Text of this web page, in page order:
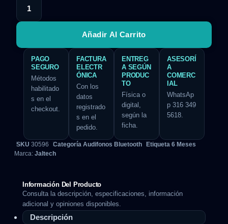
Añadir Al Carrito
PAGO
SEGURO
Métodos
habilitado
s en el
checkout.
FACTURA
ELECTR
ÓNICA
Con los
datos
registrado
s en el
pedido.
ENTREG
A SEGÚN
PRODUC
TO
Física o
digital,
según la
ficha.
ASESORÍ
A
COMERC
IAL
WhatsAp
p 316 349
5618.
SKU 30596 Categoría Audifonos Bluetooth Etiqueta 6 Meses
Marca: Jaltech
Información Del Producto
Consulta la descripción, especificaciones, información
adicional y opiniones disponibles.
Descripción